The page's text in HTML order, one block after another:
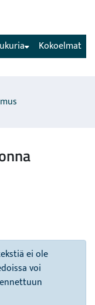
Kokoelmat
ei ole
voi